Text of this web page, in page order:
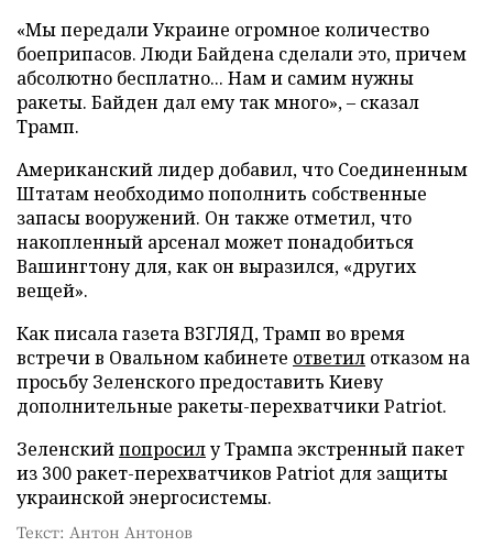
«Мы передали Украине огромное количество
боеприпасов. Люди Байдена сделали это, причем
абсолютно бесплатно... Нам и самим нужны
ракеты. Байден дал ему так много», – сказал
Трамп.
Американский лидер добавил, что Соединенным
Штатам необходимо пополнить собственные
запасы вооружений. Он также отметил, что
накопленный арсенал может понадобиться
Вашингтону для, как он выразился, «других
вещей».
Как писала газета ВЗГЛЯД, Трамп во время
встречи в Овальном кабинете ответил отказом на
просьбу Зеленского предоставить Киеву
дополнительные ракеты-перехватчики Patriot.
Зеленскийпопросилу Трампа экстренный пакет
из 300 ракет-перехватчиков Patriot для защиты
украинской энергосистемы.
Текст: Антон Антонов